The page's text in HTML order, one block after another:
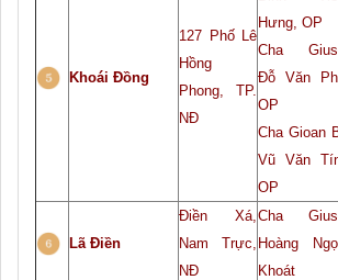
Khoái Đồng
127 Phố Lê
Hồng
Phong, TP.
NĐ
Hưng, OP
Cha
Đỗ Văn
OP
Cha Gioan
Vũ Văn
OP
Lã Điền
Điền Xá,
Nam Trực,
NĐ
Cha
Hoàng
Khoát